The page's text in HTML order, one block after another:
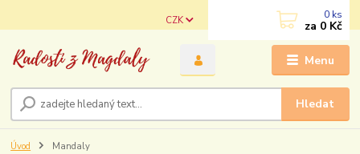
Menu
CZK
Hledat
0 ks
za 0 Kč
Úvod Mandaly